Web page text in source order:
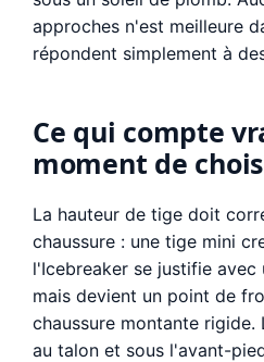
approches n'est meilleure
répondent simplement à
Ce qui compte
moment de
La hauteur de tige doit
chaussure : une tige mini
l'Icebreaker se justifie avec
mais devient un point de
chaussure montante
au talon et sous l'avant-